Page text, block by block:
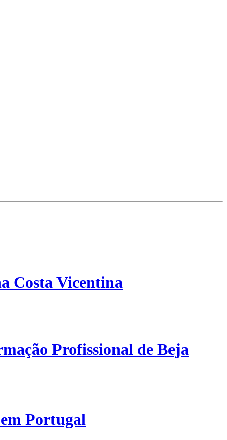
Costa Vicentina
Profissional de Beja
Portugal